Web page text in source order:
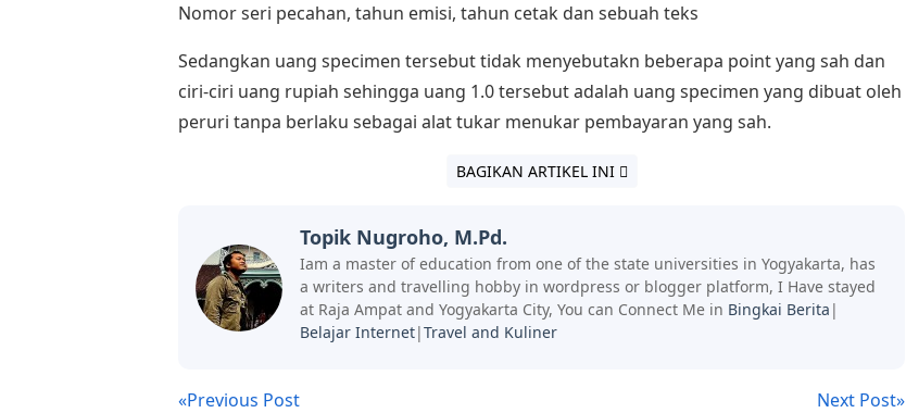
Nomor seri pecahan, tahun emisi, tahun cetak dan sebuah teks
Sedangkan uang specimen tersebut tidak menyebutakn beberapa point yang sah dan
ciri-ciri uang rupiah sehingga uang 1.0 tersebut adalah uang specimen yang dibuat oleh
peruri tanpa berlaku sebagai alat tukar menukar pembayaran yang sah.
BAGIKAN ARTIKEL INI
Topik Nugroho, M.Pd.
Iam a master of education from one of the state universities in Yogyakarta, has
a writers and travelling hobby in wordpress or blogger platform, I Have stayed
at Raja Ampat and Yogyakarta City, You can Connect Me in Bingkai Berita |
Belajar Internet|Travel and Kuliner
«Previous Post Next Post»